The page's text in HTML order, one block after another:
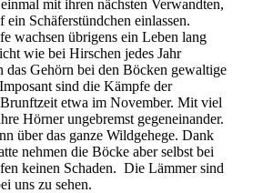
mit ihren nächsten Verwandten,
ein Schäferstündchen einlassen.
wachsen übrigens ein Leben lang
wie bei Hirschen jedes Jahr
das Gehörn bei den Böcken gewaltige
sind die Kämpfe der
etwa im November. Mit viel
Hörner ungebremst gegeneinander.
über das ganze Wildgehege. Dank
nehmen die Böcke aber selbst bei
keinen Schaden. Die Lämmer sind
uns zu sehen.